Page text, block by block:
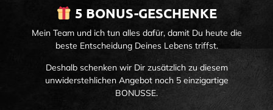
5 BONUS-GESCHENKE
Mein Team und ich tun alles dafür, damit Du heute die
beste Entscheidung Deines Lebens triffst.
Deshalb schenken wir Dir zusätzlich zu diesem
unwiderstehlichen Angebot noch 5 einzigartige
BONUSSE.